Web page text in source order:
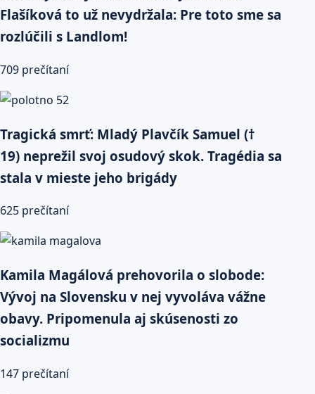
Flašíková to už nevydržala: Pre toto sme sa
rozlúčili s Landlom!
709 prečítaní
Tragická smrť: Mladý Plavčík Samuel (†
19) neprežil svoj osudový skok. Tragédia sa
stala v mieste jeho brigády
625 prečítaní
Kamila Magálová prehovorila o slobode:
Vývoj na Slovensku v nej vyvoláva vážne
obavy. Pripomenula aj skúsenosti zo
socializmu
147 prečítaní